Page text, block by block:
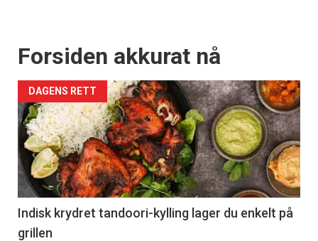
Forsiden akkurat nå
DAGENS RETT
Indisk krydret tandoori-kylling lager du enkelt på
grillen